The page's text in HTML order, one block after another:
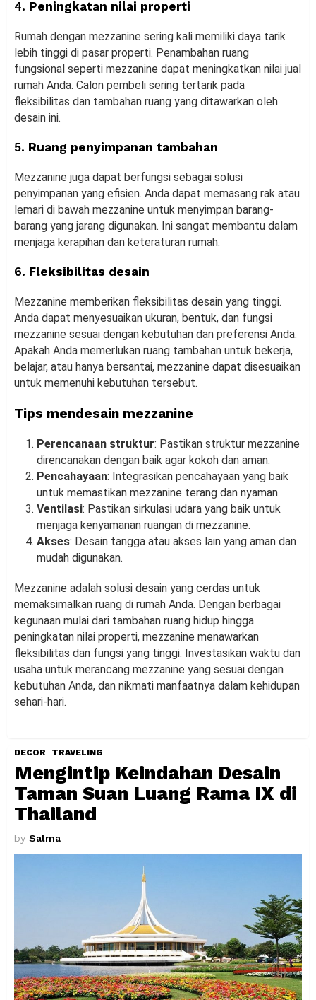
4. Peningkatan nilai properti
Rumah dengan mezzanine sering kali memiliki daya tarik
lebih tinggi di pasar properti. Penambahan ruang
fungsional seperti mezzanine dapat meningkatkan nilai jual
rumah Anda. Calon pembeli sering tertarik pada
fleksibilitas dan tambahan ruang yang ditawarkan oleh
desain ini.
5. Ruang penyimpanan tambahan
Mezzanine juga dapat berfungsi sebagai solusi
penyimpanan yang efisien. Anda dapat memasang rak atau
lemari di bawah mezzanine untuk menyimpan barang-
barang yang jarang digunakan. Ini sangat membantu dalam
menjaga kerapihan dan keteraturan rumah.
6. Fleksibilitas desain
Mezzanine memberikan fleksibilitas desain yang tinggi.
Anda dapat menyesuaikan ukuran, bentuk, dan fungsi
mezzanine sesuai dengan kebutuhan dan preferensi Anda.
Apakah Anda memerlukan ruang tambahan untuk bekerja,
belajar, atau hanya bersantai, mezzanine dapat disesuaikan
untuk memenuhi kebutuhan tersebut.
Tips mendesain mezzanine
Perencanaan struktur: Pastikan struktur mezzanine
direncanakan dengan baik agar kokoh dan aman.
Pencahayaan: Integrasikan pencahayaan yang baik
untuk memastikan mezzanine terang dan nyaman.
Ventilasi: Pastikan sirkulasi udara yang baik untuk
menjaga kenyamanan ruangan di mezzanine.
Akses: Desain tangga atau akses lain yang aman dan
mudah digunakan.
Mezzanine adalah solusi desain yang cerdas untuk
memaksimalkan ruang di rumah Anda. Dengan berbagai
kegunaan mulai dari tambahan ruang hidup hingga
peningkatan nilai properti, mezzanine menawarkan
fleksibilitas dan fungsi yang tinggi. Investasikan waktu dan
usaha untuk merancang mezzanine yang sesuai dengan
kebutuhan Anda, dan nikmati manfaatnya dalam kehidupan
sehari-hari.
DECOR TRAVELING
Mengintip Keindahan Desain
Taman Suan Luang Rama IX di
Thailand
by Salma